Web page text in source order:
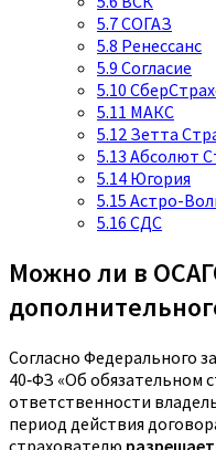
5.7СОГАЗ
5.8 Ренессанс
5.9 Согласие
5.10
5.11 МАКС
5.12 Зетта
5.13 Абсолют
5.14 Югория
5.15 Астро-
5.16 СДС
Можно ли в
Согласно Федерального
40‑ФЗ «Об обязательном
ответственности
период действия
страхователю